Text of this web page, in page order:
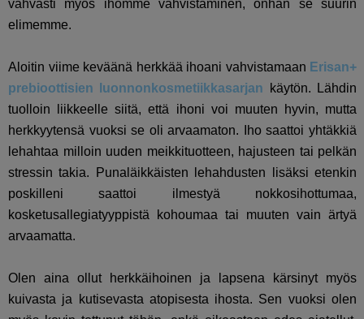
vahvasti myös ihomme vahvistaminen, onhan se suurin
elimemme.
Aloitin viime keväänä herkkää ihoani vahvistamaan Erisan+
prebioottisien luonnonkosmetiikkasarjan käytön. Lähdin
tuolloin liikkeelle siitä, että ihoni voi muuten hyvin, mutta
herkkyytensä vuoksi se oli arvaamaton. Iho saattoi yhtäkkiä
lehahtaa milloin uuden meikkituotteen, hajusteen tai pelkän
stressin takia. Punaläikkäisten lehahdusten lisäksi etenkin
poskilleni saattoi ilmestyä nokkosihottumaa,
kosketusallegiatyyppistä kohoumaa tai muuten vain ärtyä
arvaamatta.
Olen aina ollut herkkäihoinen ja lapsena kärsinyt myös
kuivasta ja kutisevasta atopisesta ihosta. Sen vuoksi olen